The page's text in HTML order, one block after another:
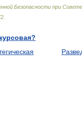
Безопасности при